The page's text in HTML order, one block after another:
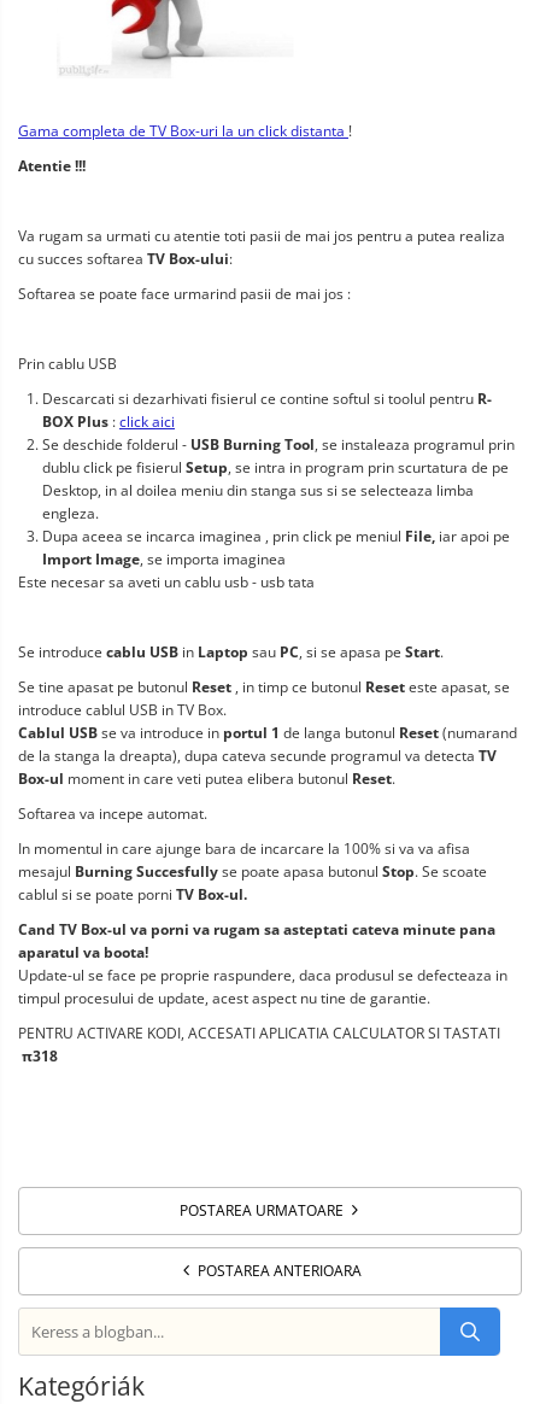
Gama completa de TV Box-uri la un click distanta !
Atentie !!!
Va rugam sa urmati cu atentie toti pasii de mai jos pentru a putea realiza
cu succes softarea TV Box-ului:
Softarea se poate face urmarind pasii de mai jos :
Prin cablu USB
Descarcati si dezarhivati fisierul ce contine softul si toolul pentru R-
BOX Plus :click aici
Se deschide folderul - USB Burning Tool, se instaleaza programul prin
dublu click pe fisierul Setup, se intra in program prin scurtatura de pe
Desktop, in al doilea meniu din stanga sus si se selecteaza limba
engleza.
Dupa aceea se incarca imaginea , prin click pe meniul File, iar apoi pe
Import Image, se importa imaginea
Este necesar sa aveti un cablu usb - usb tata
Se introduce cablu USB in Laptop sau PC, si se apasa pe Start.
Se tine apasat pe butonul Reset , in timp ce butonul Reseteste apasat, se
introduce cablul USB in TV Box.
Cablul USBse va introduce in portul 1 de langa butonul Reset(numarand
de la stanga la dreapta), dupa cateva secunde programul va detecta TV
Box-ul moment in care veti putea elibera butonul Reset.
Softarea va incepe automat.
In momentul in care ajunge bara de incarcare la 100% si va va afisa
mesajul Burning Succesfullyse poate apasa butonul Stop. Se scoate
cablul si se poate porni TV Box-ul.
Cand TV Box-ul va porni va rugam sa asteptati cateva minute pana
aparatul va boota!
Update-ul se face pe proprie raspundere, daca produsul se defecteaza in
timpul procesului de update, acest aspect nu tine de garantie.
PENTRU ACTIVARE KODI, ACCESATI APLICATIA CALCULATOR SI TASTATI
π318
POSTAREA URMATOARE
POSTAREA ANTERIOARA
Kategóriák